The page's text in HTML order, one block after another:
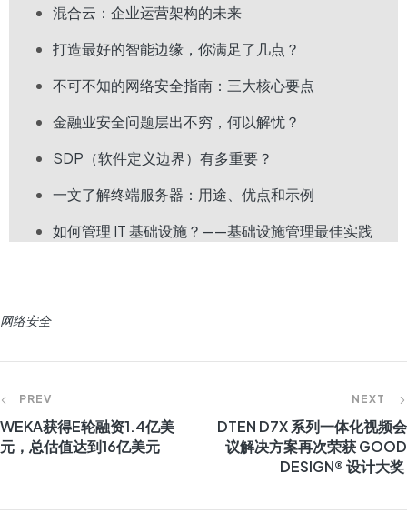
混合云：企业运营架构的未来
打造最好的智能边缘，你满足了几点？
不可不知的网络安全指南：三大核心要点
金融业安全问题层出不穷，何以解忧？
SDP（软件定义边界）有多重要？
一文了解终端服务器：用途、优点和示例
如何管理 IT 基础设施？——基础设施管理最佳实践
网络安全
PREV
WEKA获得E轮融资1.4亿美
元，总估值达到16亿美元
NEXT
DTEN D7X 系列一体化视频会
议解决方案再次荣获 GOOD
DESIGN® 设计大奖